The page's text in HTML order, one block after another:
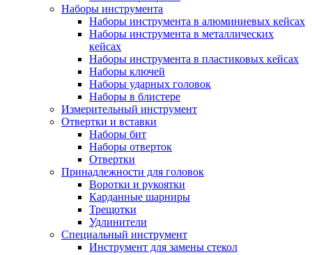
Наборы инструмента
Наборы инструмента в алюминиевых кейсах
Наборы инструмента в металлических
кейсах
Наборы инструмента в пластиковых кейсах
Наборы ключей
Наборы ударных головок
Наборы в блистере
Измерительный инструмент
Отвертки и вставки
Наборы бит
Наборы отверток
Отвертки
Принадлежности для головок
Воротки и рукоятки
Карданные шарниры
Трещотки
Удлинители
Специальный инструмент
Инструмент для замены стекол